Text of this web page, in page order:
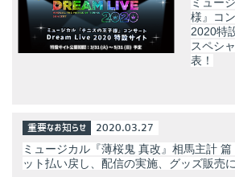
様』コ
2020特
スペシ
表！
重要なお知らせ 2020.03.27
ミュージカル『薄桜⻤ 真改』相⾺主計
ット払い戻し、配信の実施、グッズ販売